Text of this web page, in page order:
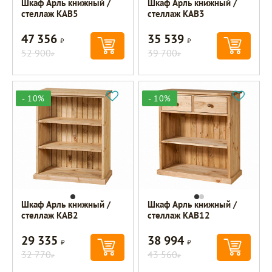
Шкаф Арль книжный /
стеллаж KAB5
47 356Р
52 900Р
Шкаф Арль книжный /
стеллаж KAB3
35 539Р
39 700Р
- 10%
Шкаф Арль книжный /
стеллаж KAB2
29 335Р
32 770Р
- 10%
Шкаф Арль книжный /
стеллаж KAB12
38 994Р
43 560Р